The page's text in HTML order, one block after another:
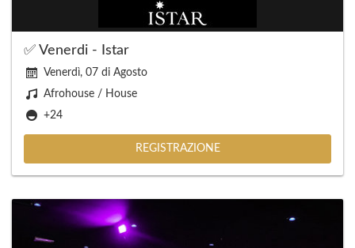
✅ Venerdi - Istar
Venerdì, 07 di Agosto
Afrohouse / House
+24
REGISTRAZIONE